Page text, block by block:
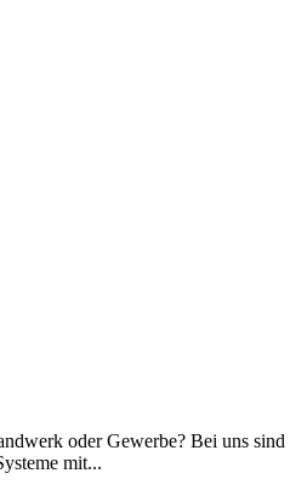
oder Gewerbe? Bei uns
mit...